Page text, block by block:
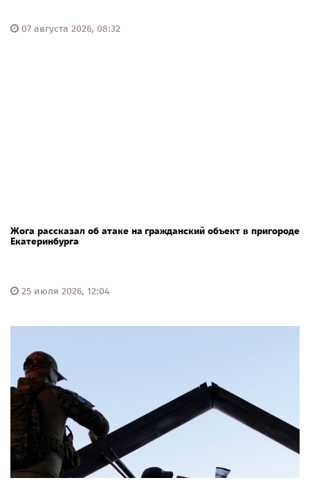
07 августа 2026, 08:32
Жога рассказал об атаке на гражданский объект в пригороде
Екатеринбурга
25 июля 2026, 12:04